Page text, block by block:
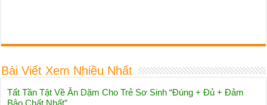
Bài Viết Xem Nhiều Nhất
Tất Tần Tật Về Ăn Dặm Cho Trẻ Sơ Sinh “Đúng + Đủ + Đảm